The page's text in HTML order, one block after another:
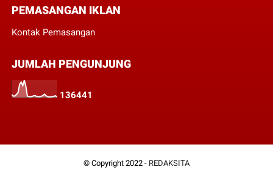
PEMASANGAN IKLAN
Kontak Pemasangan
JUMLAH PENGUNJUNG
136441
© Copyright 2022 - REDAKSITA